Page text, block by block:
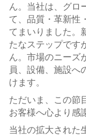
ん。当社は、グロ
て、品質・革新性
てまいりました。
たなステップです
ん。市場のニーズ
員、設備、施設へ
けます。
ただいま、この節
お客様へ心より感
当社の拡大された